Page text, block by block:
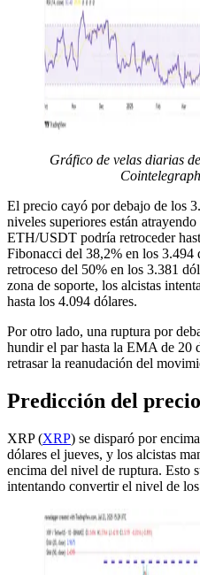
Gráfico de velas diarias
El precio cayó por debajo de los
niveles superiores están
ETH/USDT podría retroceder
Fibonacci del 38,2% en los 3.494
retroceso del 50% en los 3.381
zona de soporte, los alcistas
hasta los 4.094 dólares.
Por otro lado, una ruptura por
hundir el par hasta la EMA de 20
retrasar la reanudación del
Predicción del
XRP (XRP) se disparó por
dólares el jueves, y los alcistas
encima del nivel de ruptura. Esto
intentando convertir el nivel de